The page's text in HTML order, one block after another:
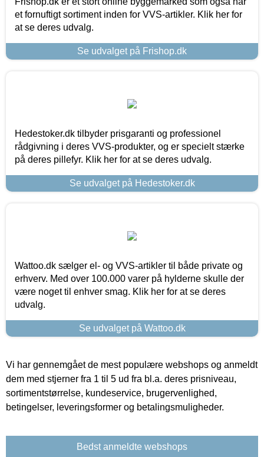
et fornuftigt sortiment inden for VVS-artikler. Klik her for
at se deres udvalg.
Se udvalget på Frishop.dk
Hedestoker.dk tilbyder prisgaranti og professionel
rådgivning i deres VVS-produkter, og er specielt stærke
på deres pillefyr. Klik her for at se deres udvalg.
Se udvalget på Hedestoker.dk
Wattoo.dk sælger el- og VVS-artikler til både private og
erhverv. Med over 100.000 varer på hylderne skulle der
være noget til enhver smag. Klik her for at se deres
udvalg.
Se udvalget på Wattoo.dk
Vi har gennemgået de mest populære webshops og anmeldt
dem med stjerner fra 1 til 5 ud fra bl.a. deres prisniveau,
sortimentstørrelse, kundeservice, brugervenlighed,
betingelser, leveringsformer og betalingsmuligheder.
Bedst anmeldte webshops